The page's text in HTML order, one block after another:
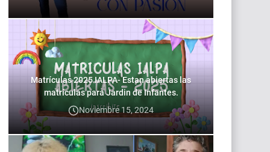
Matrículas 2025 IALPA- Estan abiertas las
matrículas para Jardin de Infantes.
Noviembre 15, 2024